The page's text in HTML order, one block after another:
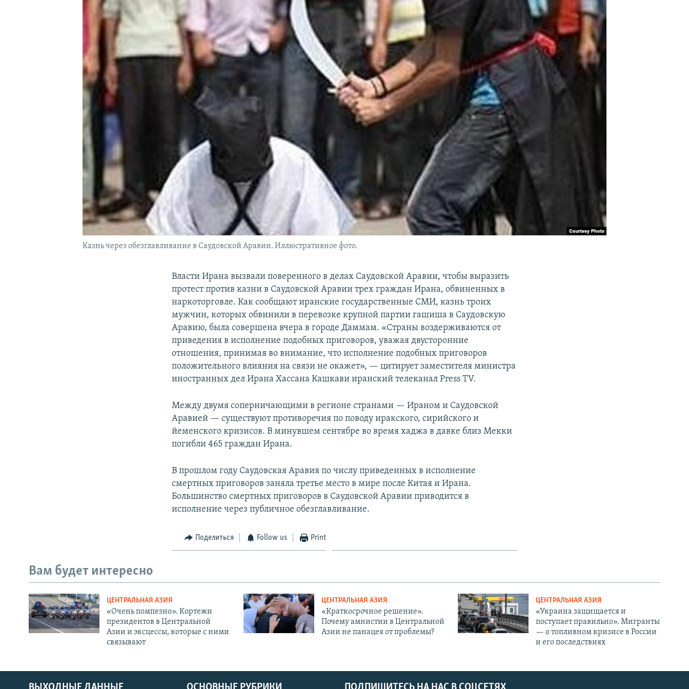
Казнь через обезглавливание в Саудовской Аравии. Иллюстративное фото.
Власти Ирана вызвали поверенного в делах Саудовской Аравии, чтобы выразить
протест против казни в Саудовской Аравии трех граждан Ирана, обвиненных в
наркоторговле. Как сообщают иранские государственные СМИ, казнь троих
мужчин, которых обвинили в перевозке крупной партии гашиша в Саудовскую
Аравию, была совершена вчера в городе Даммам. «Страны воздерживаются от
приведения в исполнение подобных приговоров, уважая двусторонние
отношения, принимая во внимание, что исполнение подобных приговоров
положительного влияния на связи не окажет», — цитирует заместителя министра
иностранных дел Ирана Хассана Кашкави иранский телеканал Press TV.
Между двумя соперничающими в регионе странами — Ираном и Саудовской
Аравией — существуют противоречия по поводу иракского, сирийского и
йеменского кризисов. В минувшем сентябре во время хаджа в давке близ Мекки
погибли 465 граждан Ирана.
В прошлом году Саудовская Аравия по числу приведенных в исполнение
смертных приговоров заняла третье место в мире после Китая и Ирана.
Большинство смертных приговоров в Саудовской Аравии приводится в
исполнение через публичное обезглавливание.
Поделиться Follow us Print
Вам будет интересно
ЦЕНТРАЛЬНАЯ АЗИЯ
«Очень помпезно». Кортежи
президентов в Центральной
Азии и эксцессы, которые с ними
связывают
ЦЕНТРАЛЬНАЯ АЗИЯ
«Краткосрочное решение».
Почему амнистии в Центральной
Азии не панацея от проблемы?
ЦЕНТРАЛЬНАЯ АЗИЯ
«Украина защищается и
поступает правильно». Мигранты
— о топливном кризисе в России
и его последствиях